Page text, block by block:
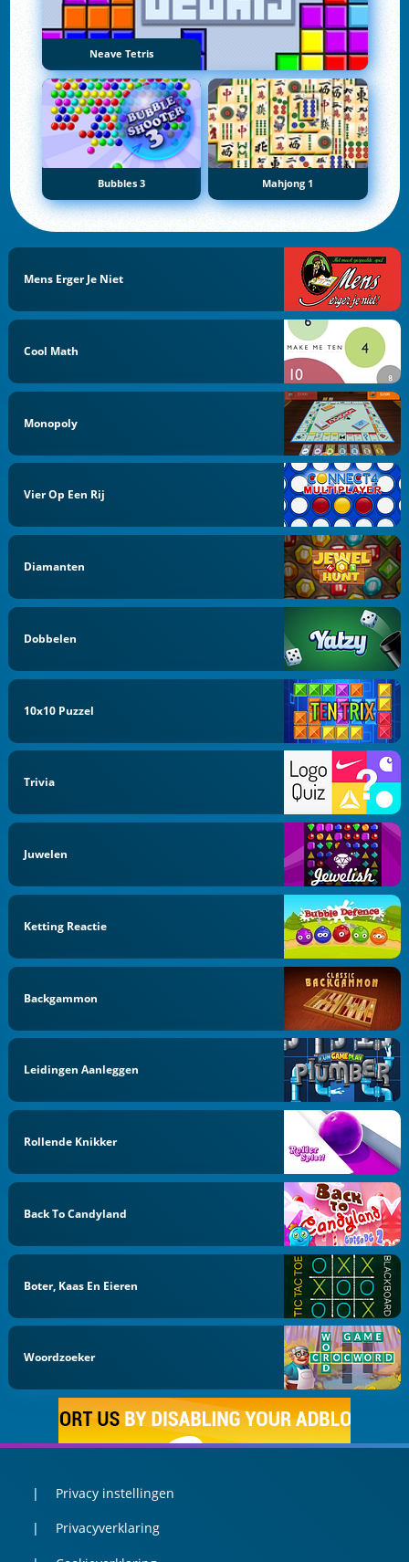
Neave Tetris
Bubbles 3 Mahjong 1
Mens Erger Je Niet
Cool Math
Monopoly
Vier Op Een Rij
Diamanten
Dobbelen
10x10 Puzzel
Trivia
Juwelen
Ketting Reactie
Backgammon
Leidingen Aanleggen
Rollende Knikker
Back To Candyland
Boter, Kaas En Eieren
Woordzoeker
Privacy instellingen
Privacyverklaring